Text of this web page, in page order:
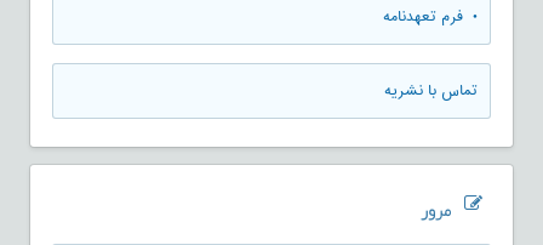
• فرم تعهدنامه
تماس با نشریه
مرور